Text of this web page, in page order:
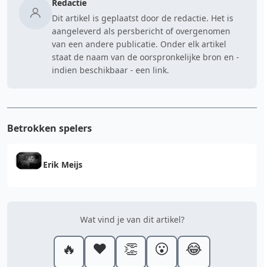
Redactie
Dit artikel is geplaatst door de redactie. Het is
aangeleverd als persbericht of overgenomen
van een andere publicatie. Onder elk artikel
staat de naam van de oorspronkelijke bron en -
indien beschikbaar - een link.
Betrokken spelers
Erik Meijs
Wat vind je van dit artikel?
🔥 ❤️ 👏 😮 😂